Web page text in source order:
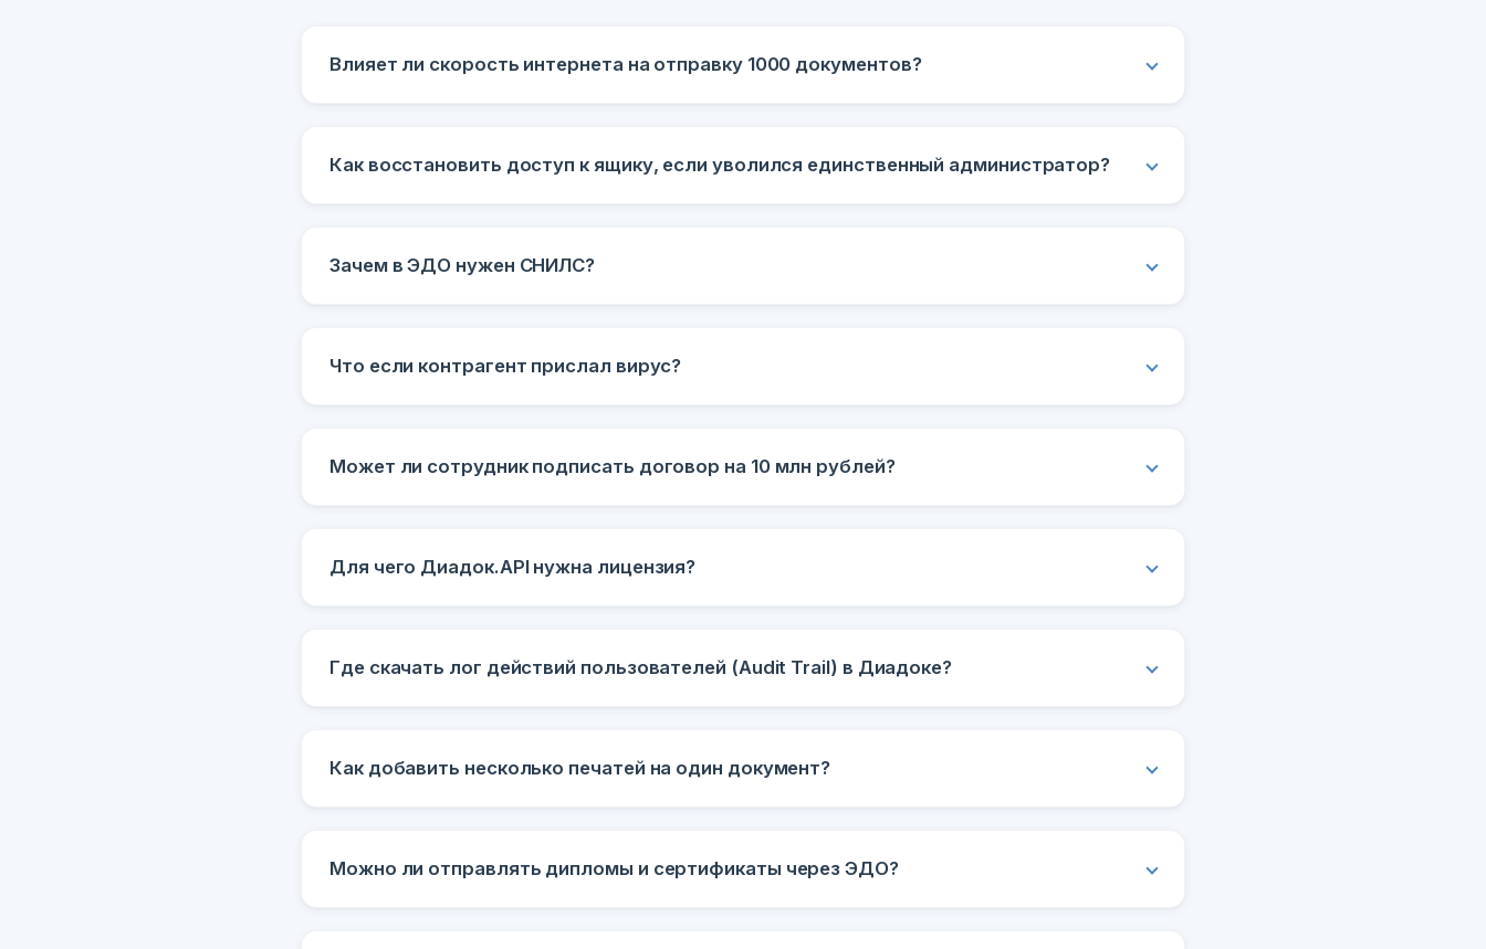
Влияет ли скорость интернета на отправку 1000 документов?
Как восстановить доступ к ящику, если уволился единственный администратор?
Зачем в ЭДО нужен СНИЛС?
Что если контрагент прислал вирус?
Может ли сотрудник подписать договор на 10 млн рублей?
Для чего Диадок.API нужна лицензия?
Где скачать лог действий пользователей (Audit Trail) в Диадоке?
Как добавить несколько печатей на один документ?
Можно ли отправлять дипломы и сертификаты через ЭДО?